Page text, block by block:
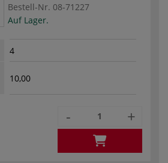
Bestell-Nr. 08-71227
Auf Lager.
4
10,00
- +